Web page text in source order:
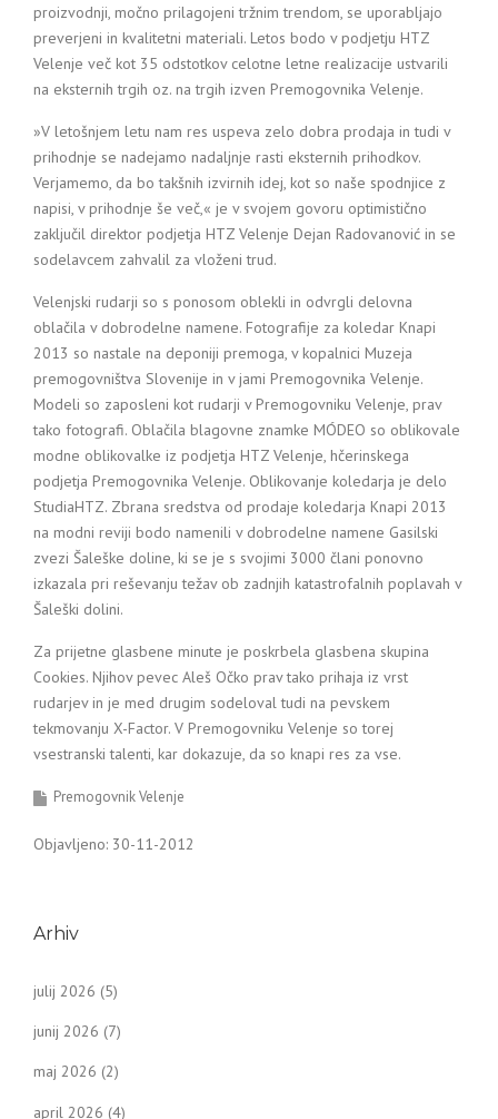
proizvodnji, močno prilagojeni tržnim trendom, se uporabljajo
preverjeni in kvalitetni materiali. Letos bodo v podjetju HTZ
Velenje več kot 35 odstotkov celotne letne realizacije ustvarili
na eksternih trgih oz. na trgih izven Premogovnika Velenje.
»V letošnjem letu nam res uspeva zelo dobra prodaja in tudi v
prihodnje se nadejamo nadaljnje rasti eksternih prihodkov.
Verjamemo, da bo takšnih izvirnih idej, kot so naše spodnjice z
napisi, v prihodnje še več,« je v svojem govoru optimistično
zaključil direktor podjetja HTZ Velenje Dejan Radovanović in se
sodelavcem zahvalil za vloženi trud.
Velenjski rudarji so s ponosom oblekli in odvrgli delovna
oblačila v dobrodelne namene. Fotografije za koledar Knapi
2013 so nastale na deponiji premoga, v kopalnici Muzeja
premogovništva Slovenije in v jami Premogovnika Velenje.
Modeli so zaposleni kot rudarji v Premogovniku Velenje, prav
tako fotografi. Oblačila blagovne znamke MÓDEO so oblikovale
modne oblikovalke iz podjetja HTZ Velenje, hčerinskega
podjetja Premogovnika Velenje. Oblikovanje koledarja je delo
StudiaHTZ. Zbrana sredstva od prodaje koledarja Knapi 2013
na modni reviji bodo namenili v dobrodelne namene Gasilski
zvezi Šaleške doline, ki se je s svojimi 3000 člani ponovno
izkazala pri reševanju težav ob zadnjih katastrofalnih poplavah v
Šaleški dolini.
Za prijetne glasbene minute je poskrbela glasbena skupina
Cookies. Njihov pevec Aleš Očko prav tako prihaja iz vrst
rudarjev in je med drugim sodeloval tudi na pevskem
tekmovanju X-Factor. V Premogovniku Velenje so torej
vsestranski talenti, kar dokazuje, da so knapi res za vse.
Premogovnik Velenje
Objavljeno: 30-11-2012
Arhiv
julij 2026 (5)
junij 2026 (7)
maj 2026 (2)
april 2026 (4)